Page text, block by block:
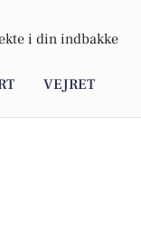
i din indbakke
VEJRET